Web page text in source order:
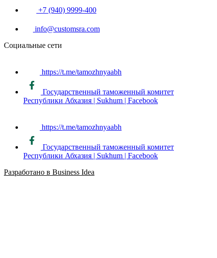
+7 (940) 9999-400
info@customsra.com
Социальные сети
https://t.me/tamozhnyaabh
Государственный таможенный комитет
Республики Абхазия | Sukhum | Facebook
https://t.me/tamozhnyaabh
Государственный таможенный комитет
Республики Абхазия | Sukhum | Facebook
Разработано в Business Idea